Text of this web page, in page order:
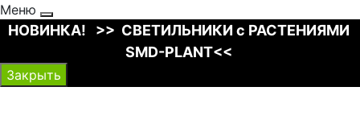
Меню
НОВИНКА! >> СВЕТИЛЬНИКИ с РАСТЕНИЯМИ
SMD-PLANT<<
Закрыть